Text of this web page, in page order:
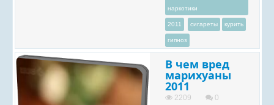
наркотики
2011 сигареты курить
гипноз
В чем вред
марихуаны
2011
2209
0